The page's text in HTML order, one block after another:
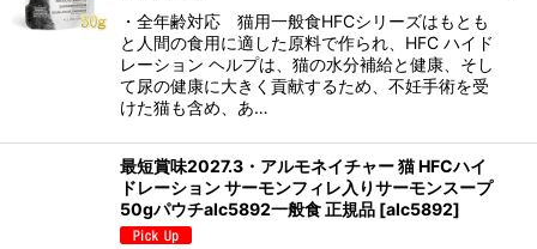
・全年齢対応 猫用一般食HFCシリーズはもとも
と人間の食用に適した原料で作られ、HFC ハイド
レーション ヘルプは、猫の水分補給と健康、そし
て尿の健康に大きく貢献するため、不妊手術を受
けた猫も含め、あ…
最短賞味2027.3・アルモネイチャー 猫 HFCハイ
ドレーション サーモンフィレ入りサーモンスープ
50gパウチalc5892一般食 正規品 [alc5892]